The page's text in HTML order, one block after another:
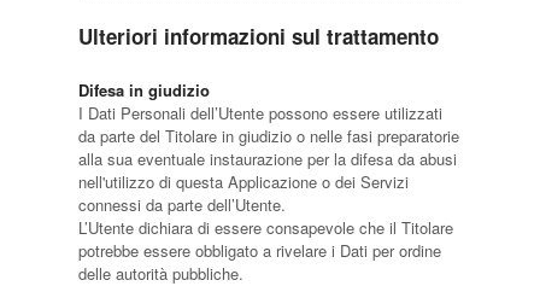
Ulteriori informazioni sul trattamento
Difesa in giudizio
I Dati Personali dell’Utente possono essere utilizzati
da parte del Titolare in giudizio o nelle fasi preparatorie
alla sua eventuale instaurazione per la difesa da abusi
nell'utilizzo di questa Applicazione o dei Servizi
connessi da parte dell’Utente.
L’Utente dichiara di essere consapevole che il Titolare
potrebbe essere obbligato a rivelare i Dati per ordine
delle autorità pubbliche.